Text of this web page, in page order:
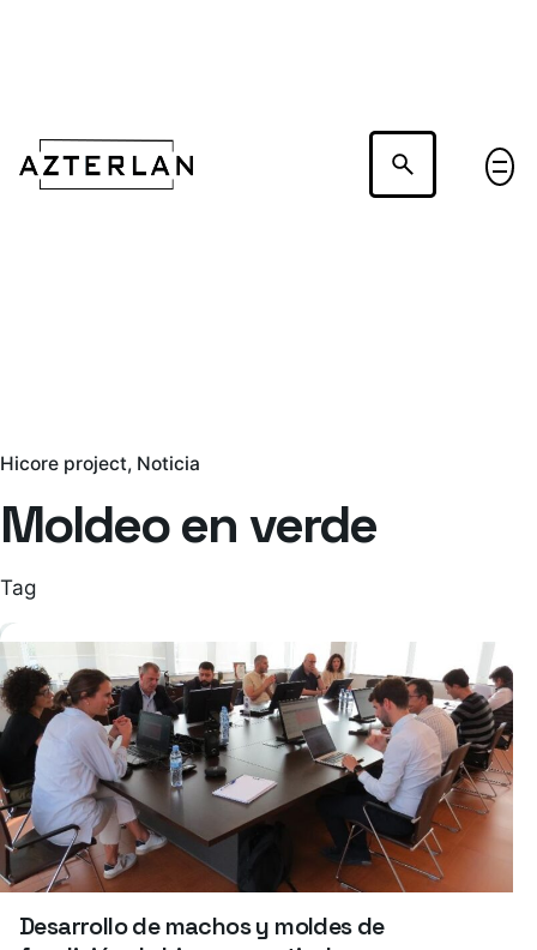
Hicore project Noticia
Moldeo en verde
Tag
Desarrollo de machos y moldes de